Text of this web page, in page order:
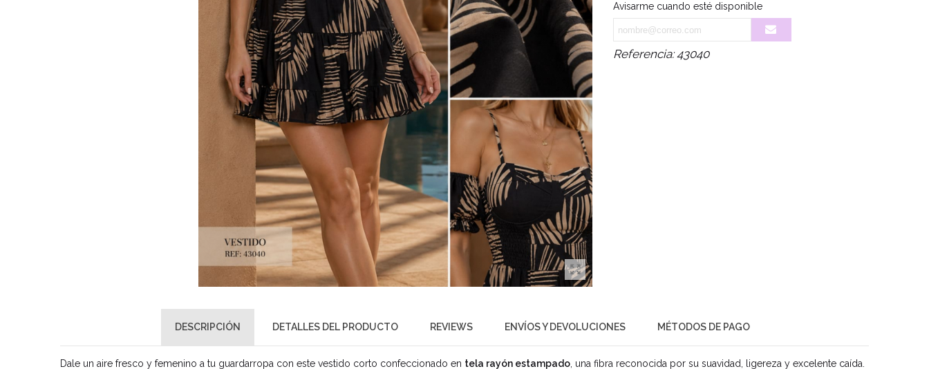
Avisarme cuando esté disponible
Referencia: 43040
DESCRIPCIÓN DETALLES DEL PRODUCTO REVIEWS ENVÍOS Y DEVOLUCIONES MÉTODOS DE PAGO
Dale un aire fresco y femenino a tu guardarropa con este vestido corto confeccionado en tela rayón estampado, una fibra reconocida por su suavidad, ligereza y excelente caída.